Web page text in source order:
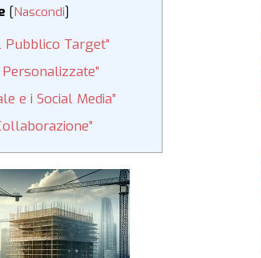
[Nascondi]
Target”
e i Social Media”